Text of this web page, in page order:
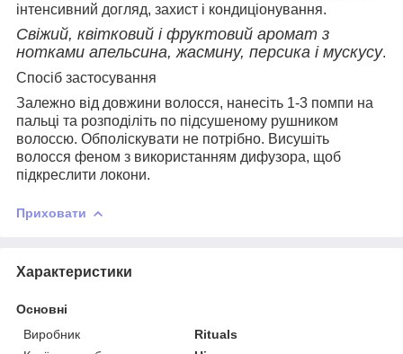
інтенсивний догляд, захист і кондиціонування.
Свіжий, квітковий і фруктовий аромат з
нотками апельсина, жасмину, персика і мускусу.
Спосіб застосування
Залежно від довжини волосся, нанесіть 1-3 помпи на
пальці та розподіліть по підсушеному рушником
волоссю. Обполіскувати не потрібно. Висушіть
волосся феном з використанням дифузора, щоб
підкреслити локони.
Приховати
Характеристики
Основні
Виробник
Rituals